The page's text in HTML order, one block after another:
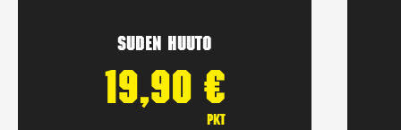
Suden huuto
19,90 €
pkt